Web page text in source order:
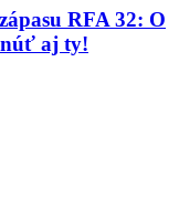
RFA 32: O
aj ty!